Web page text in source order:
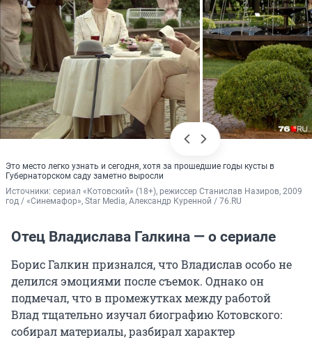
Это место легко узнать и сегодня, хотя за прошедшие годы кусты в
Губернаторском саду заметно выросли
Источники: сериал «Котовский» (18+), режиссер Станислав Назиров, 2009
год / «Синемафор», Star Media, Александр Куренной / 76.RU
Отец Владислава Галкина — о сериале
Борис Галкин признался, что Владислав особо не
делился эмоциями после съемок. Однако он
подмечал, что в промежутках между работой
Влад тщательно изучал биографию Котовского:
собирал материалы, разбирал характер